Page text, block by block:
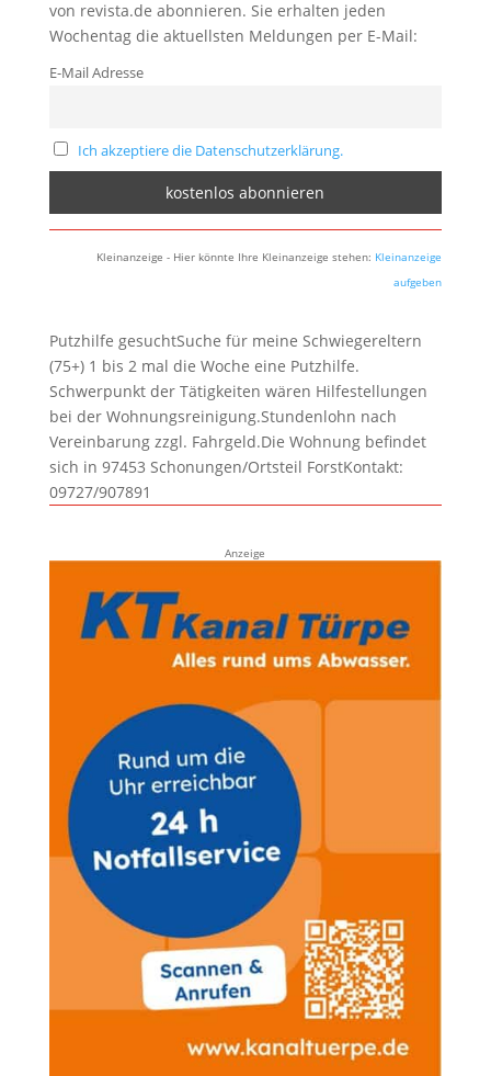
von revista.de abonnieren. Sie erhalten jeden
Wochentag die aktuellsten Meldungen per E-Mail:
E-Mail Adresse
Ich akzeptiere die Datenschutzerklärung.
Kleinanzeige - Hier könnte Ihre Kleinanzeige stehen: Kleinanzeige
aufgeben
Putzhilfe gesuchtSuche für meine Schwiegereltern
(75+) 1 bis 2 mal die Woche eine Putzhilfe.
Schwerpunkt der Tätigkeiten wären Hilfestellungen
bei der Wohnungsreinigung.Stundenlohn nach
Vereinbarung zzgl. Fahrgeld.Die Wohnung befindet
sich in 97453 Schonungen/Ortsteil ForstKontakt:
09727/907891
Anzeige